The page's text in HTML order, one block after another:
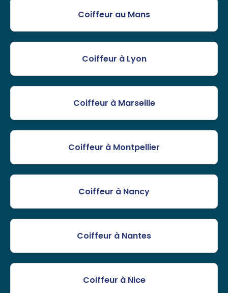
Coiffeur au Mans
Coiffeur à Lyon
Coiffeur à Marseille
Coiffeur à Montpellier
Coiffeur à Nancy
Coiffeur à Nantes
Coiffeur à Nice